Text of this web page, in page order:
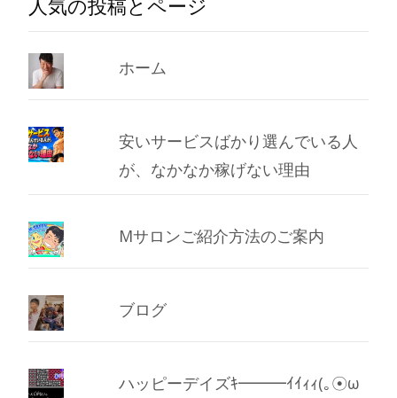
人気の投稿とページ
ホーム
安いサービスばかり選んでいる人
が、なかなか稼げない理由
Mサロンご紹介方法のご案内
ブログ
ハッピーデイズｷ━━━ｲｲｨｨ(｡☉ω